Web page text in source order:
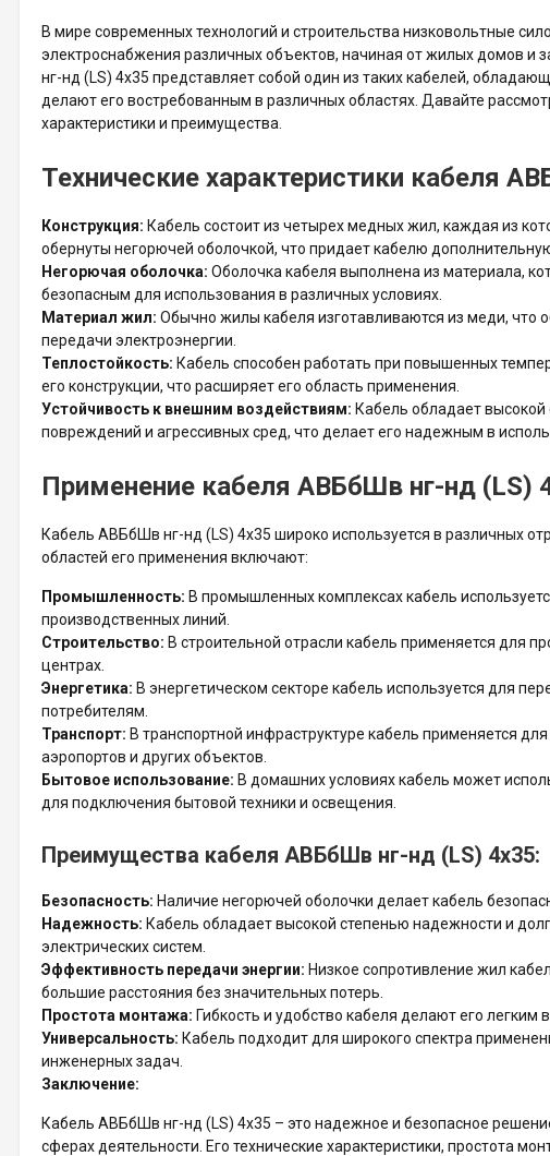
В мире современных технологий и строительства низковольтные
электроснабжения различных объектов, начиная от жилых домов
нг-нд (LS) 4х35 представляет собой один из таких кабелей,
делают его востребованным в различных областях. Давайте
характеристики и преимущества.
Технические характеристики кабеля
Конструкция: Кабель состоит из четырех медных жил, каждая из
обернуты негорючей оболочкой, что придает кабелю
Негорючая оболочка: Оболочка кабеля выполнена из материала,
безопасным для использования в различных условиях.
Материал жил: Обычно жилы кабеля изготавливаются из меди, что
передачи электроэнергии.
Теплостойкость: Кабель способен работать при повышенных
его конструкции, что расширяет его область применения.
Устойчивость к внешним воздействиям: Кабель обладает
повреждений и агрессивных сред, что делает его надежным в
Применение кабеля АВБбШв нг-нд (LS)
Кабель АВБбШв нг-нд (LS) 4х35 широко используется в различных
областей его применения включают:
Промышленность: В промышленных комплексах кабель
производственных линий.
Строительство: В строительной отрасли кабель применяется для
центрах.
Энергетика: В энергетическом секторе кабель используется для
потребителям.
Транспорт: В транспортной инфраструктуре кабель применяется
аэропортов и других объектов.
Бытовое использование: В домашних условиях кабель может
для подключения бытовой техники и освещения.
Преимущества кабеля АВБбШв нг-нд (LS) 4х35:
Безопасность: Наличие негорючей оболочки делает кабель
Надежность: Кабель обладает высокой степенью надежности и
электрических систем.
Эффективность передачи энергии: Низкое сопротивление жил
большие расстояния без значительных потерь.
Простота монтажа: Гибкость и удобство кабеля делают его
Универсальность: Кабель подходит для широкого спектра
инженерных задач.
Заключение:
Кабель АВБбШв нг-нд (LS) 4х35 – это надежное и безопасное
сферах деятельности. Его технические характеристики, простота